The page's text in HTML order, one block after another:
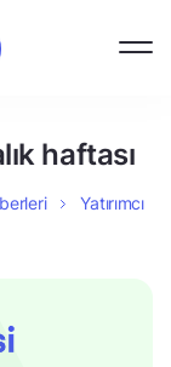
haftası
Yatırımcı